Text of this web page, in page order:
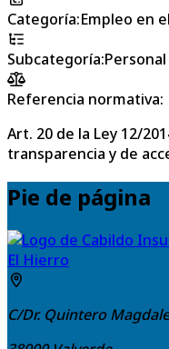
Categoría:Empleo en
Subcategoría:
Referencia normativa:
Art. 20 de la Ley 12/
transparencia y de
Pie de página
El Hierro
C/Dr. Quintero